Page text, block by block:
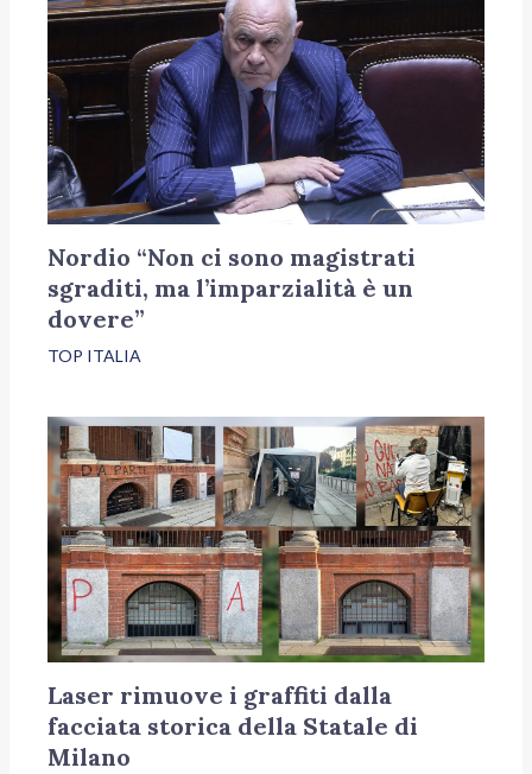
Nordio “Non ci sono magistrati
sgraditi, ma l’imparzialità è un
dovere”
TOP ITALIA
Laser rimuove i graffiti dalla
facciata storica della Statale di
Milano